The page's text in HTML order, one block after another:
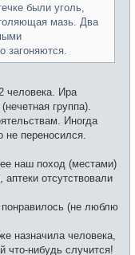
были уголь,
мазь. Два
загоняются.
человека. Ира
группа).
Иногда
не переносился.
наш поход (местами)
отсутствовали
(не люблю
назначила человека,
что-нибудь случится!